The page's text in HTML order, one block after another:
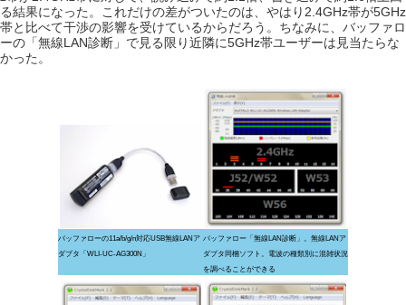
る結果になった。これだけの差がついたのは、やはり2.4GHz帯が5GHz
帯と比べて干渉の影響を受けているからだろう。ちなみに、バッファロ
ーの「無線LAN診断」で見る限り近隣に5GHz帯ユーザーは見当たらな
かった。
バッファローの11a/b/g/n対応USB無線LANア
ダプタ「WLI-UC-AG300N」
バッファロー「無線LAN診断」。無線LANア
ダプタ同梱ソフト。電波の種類別に混雑状況
を調べることができる